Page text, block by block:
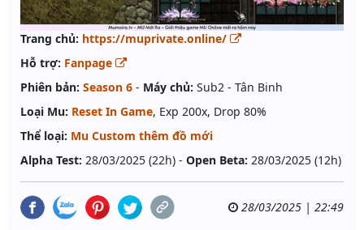
Trang chủ: https://muprivate.online/
Hỗ trợ: Fanpage
Phiên bản: Season 6 - Máy chủ: Sub2 - Tân Binh
Loại Mu: Reset In Game, Exp 200x, Drop 80%
Thể loại: Mu Custom thêm đồ mới
Alpha Test: 28/03/2025 (22h) - Open Beta: 28/03/2025 (12h)
28/03/2025 | 22:49